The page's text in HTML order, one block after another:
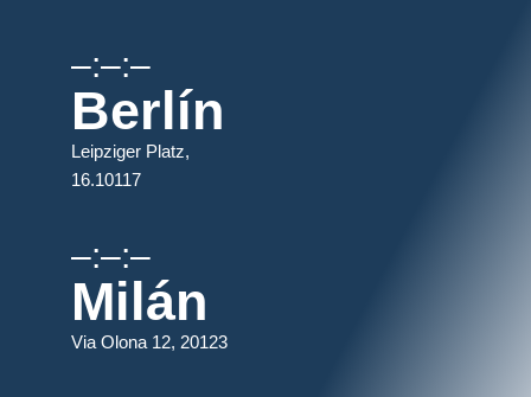
–:–:–
Berlín
Leipziger Platz,
16.10117
–:–:–
Milán
Via Olona 12, 20123